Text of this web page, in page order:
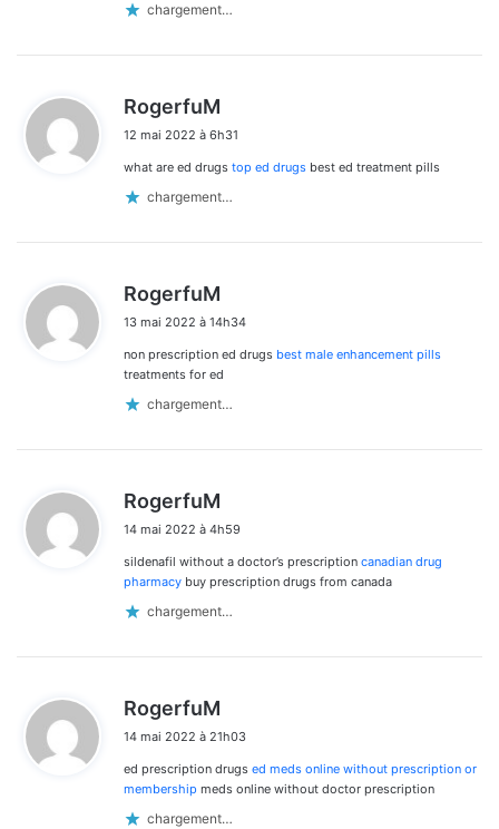
chargement…
RogerfuM
t
12 mai 2022 à 6h31
what are ed drugs top ed drugs best ed treatment pills
chargement…
RogerfuM
t
:
13 mai 2022 à 14h34
non prescription ed drugs best male enhancement pills
treatments for ed
chargement…
RogerfuM
t
:
14 mai 2022 à 4h59
sildenafil without a doctor’s prescription canadian drug
pharmacy buy prescription drugs from canada
chargement…
RogerfuM
t
:
14 mai 2022 à 21h03
ed prescription drugs ed meds online without prescription or
membership meds online without doctor prescription
chargement…